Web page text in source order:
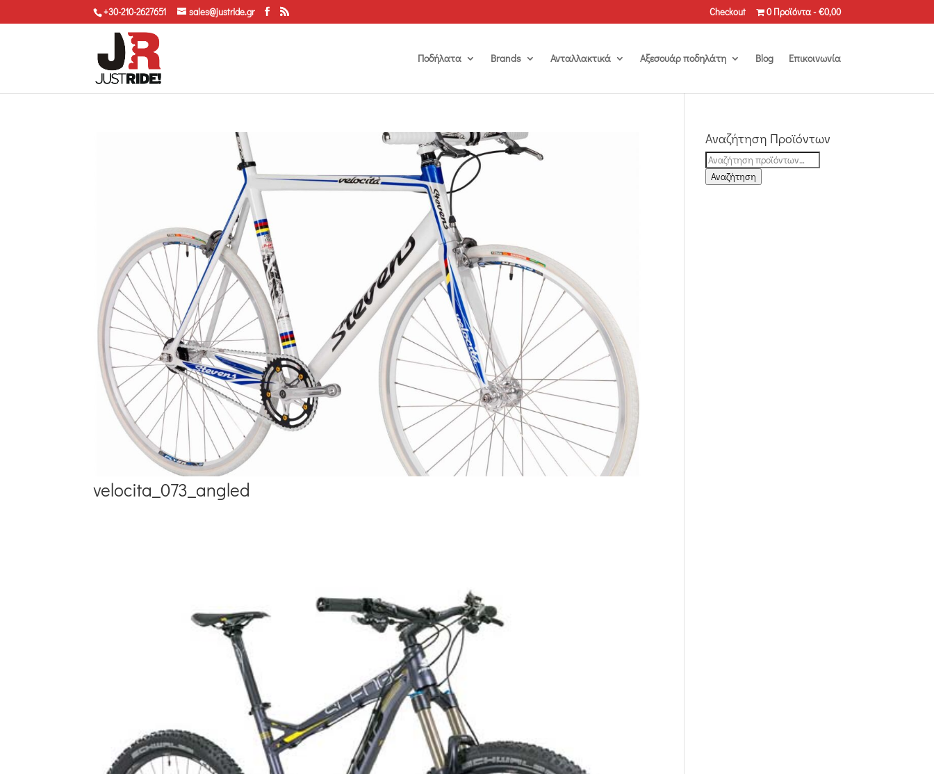
+30-210-2627651 sales@justride.gr Checkout 0 Προϊόντα €0,00
Ποδήλατα Brands Ανταλλακτικά Αξεσουάρ ποδηλάτη Blog Επικοινωνία
velocita_073_angled
Αναζήτηση Προϊόντων
Αναζήτηση
για:
Αναζήτηση